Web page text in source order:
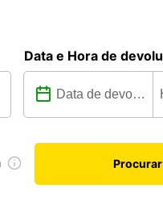
Data e Hora de
Procurar